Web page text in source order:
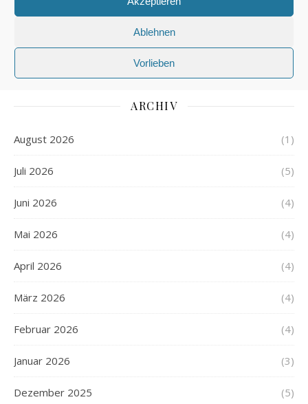
Ablehnen
Vorlieben
TIERE TWITTER VORNAMEN
ARCHIV
August 2026 (1)
Juli 2026 (5)
Juni 2026 (4)
Mai 2026 (4)
April 2026 (4)
März 2026 (4)
Februar 2026 (4)
Januar 2026 (3)
Dezember 2025 (5)